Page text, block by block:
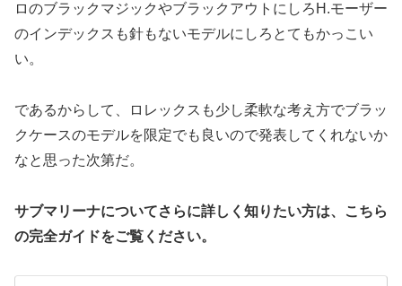
ロのブラックマジックやブラックアウトにしろH.モーザー
のインデックスも針もないモデルにしろとてもかっこい
い。
であるからして、ロレックスも少し柔軟な考え方でブラッ
クケースのモデルを限定でも良いので発表してくれないか
なと思った次第だ。
サブマリーナについてさらに詳しく知りたい方は、こちら
の完全ガイドをご覧ください。